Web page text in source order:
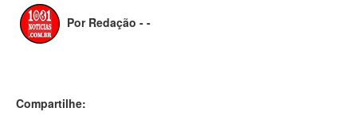
Por Redação - -
Compartilhe: